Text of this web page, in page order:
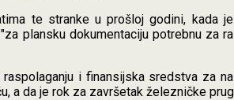
te stranke u prošloj godini, kada
plansku dokumentaciju potrebnu za
i finansijska sredstva za
a da je rok za završetak železničke